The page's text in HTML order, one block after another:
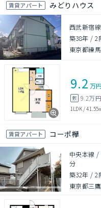
賃貸アパート みどりハウス
西武新宿
築38年 /2
東京都練
9.2 万
敷 9.2万円
1LDK/41.55
賃貸アパート コーポ欅
中央本線 /
分
築32年 /2
東京都三